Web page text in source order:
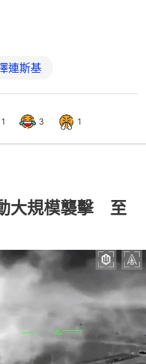
連斯基
1 3 1
大規模襲擊 至